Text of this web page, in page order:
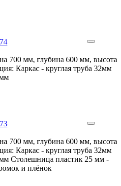
700 мм, глубина 600 мм, высота
Каркас - круглая труба 32мм
700 мм, глубина 600 мм, высота
Каркас - круглая труба 32мм
Столешница пластик 25 мм -
и плёнок